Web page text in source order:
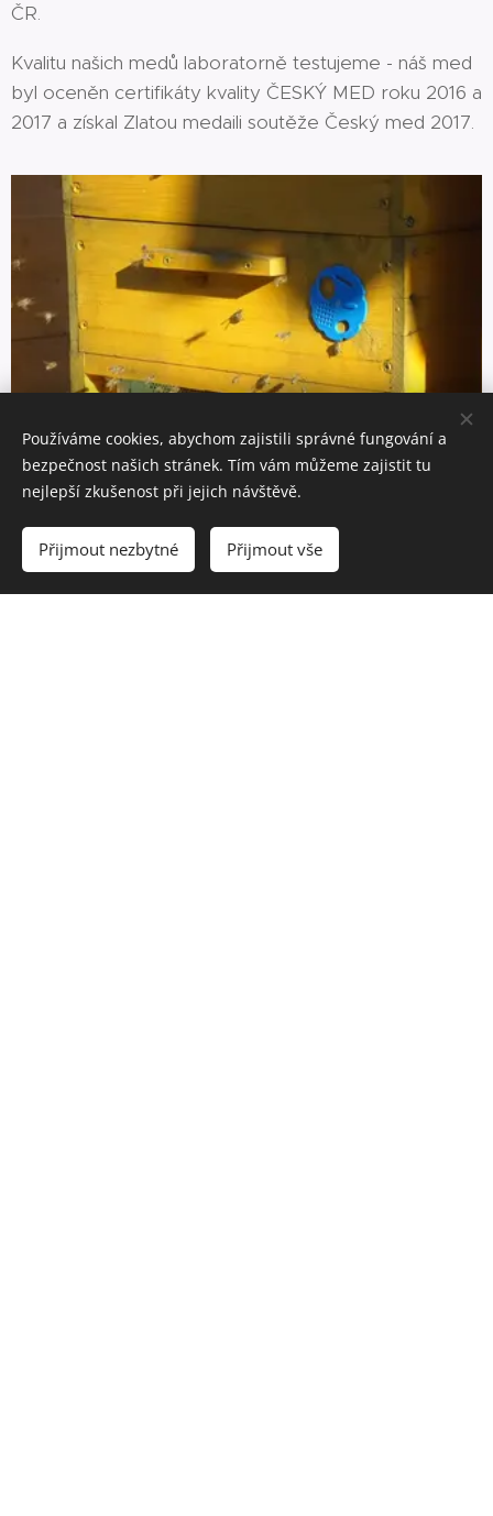
ČR.
Kvalitu našich medů laboratorně testujeme - náš med
byl oceněn certifikáty kvality ČESKÝ MED roku 2016 a
2017 a získal Zlatou medaili soutěže Český med 2017.
Vytvořte si webové stránky zdarma!
Používáme cookies, abychom zajistili správné fungování a
bezpečnost našich stránek. Tím vám můžeme zajistit tu
nejlepší zkušenost při jejich návštěvě.
Přijmout nezbytné Přijmout vše